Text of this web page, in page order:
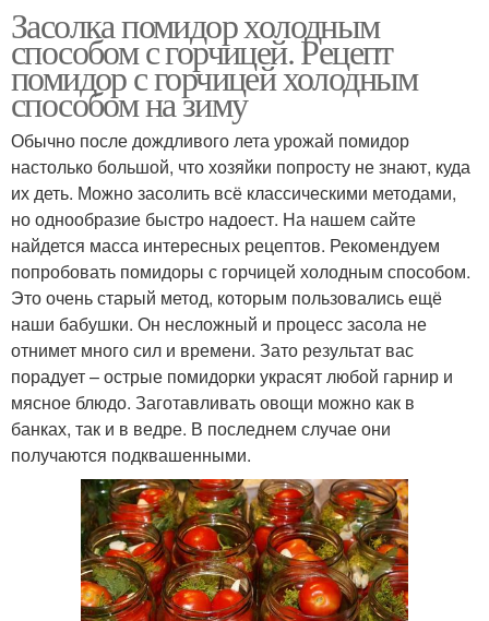
Засолка помидор холодным
способом с горчицей. Рецепт
помидор с горчицей холодным
способом на зиму
Обычно после дождливого лета урожай помидор
настолько большой, что хозяйки попросту не знают, куда
их деть. Можно засолить всё классическими методами,
но однообразие быстро надоест. На нашем сайте
найдется масса интересных рецептов. Рекомендуем
попробовать помидоры с горчицей холодным способом.
Это очень старый метод, которым пользовались ещё
наши бабушки. Он несложный и процесс засола не
отнимет много сил и времени. Зато результат вас
порадует – острые помидорки украсят любой гарнир и
мясное блюдо. Заготавливать овощи можно как в
банках, так и в ведре. В последнем случае они
получаются подквашенными.